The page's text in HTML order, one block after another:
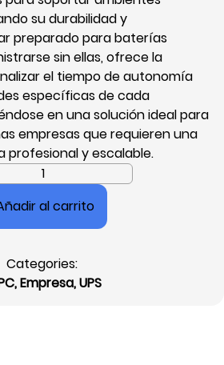
su durabilidad y
preparado para baterías
sin ellas, ofrece la
el tiempo de autonomía
específicas de cada
en una solución ideal para
empresas que requieren una
y escalable.
al carrito
Categories:
,Empresa,UPS